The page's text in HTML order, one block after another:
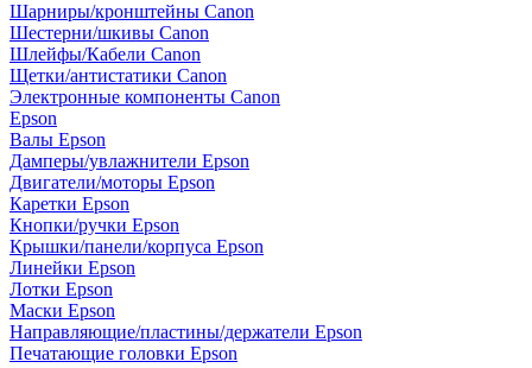
Шарниры/кронштейны Canon
Шестерни/шкивы Canon
Шлейфы/Кабели Canon
Щетки/антистатики Canon
Электронные компоненты Canon
Epson
Валы Epson
Дамперы/увлажнители Epson
Двигатели/моторы Epson
Каретки Epson
Кнопки/ручки Epson
Крышки/панели/корпуса Epson
Линейки Epson
Лотки Epson
Маски Epson
Направляющие/пластины/держатели Epson
Печатающие головки Epson